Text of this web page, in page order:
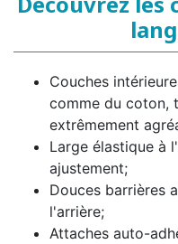
Couches
comme du coton,
extrêmement
Large élastique à
ajustement;
Douces barrières
l'arrière;
Attaches auto-